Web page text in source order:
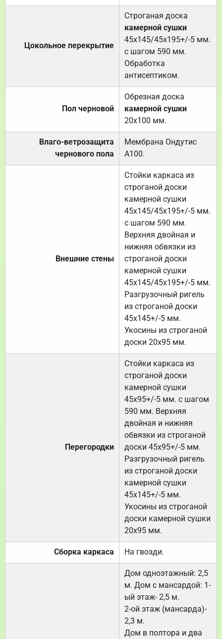
Цокольное перекрытие
Строганая доска
камерной сушки
45х145/45х195+/-5 мм.
с шагом 590 мм.
Обработка
антисептиком.
Пол черновой
Обрезная доска
камерной сушки
20х100 мм.
Влаго-ветрозащита
чернового пола
Мембрана Ондутис
А100.
Внешние стены
Стойки каркаса из
строганой доски
камерной сушки
45х145/45х195+/-5 мм.
с шагом 590 мм.
Верхняя двойная и
нижняя обвязки из
строганой доски
камерной сушки
45х145/45х195+/-5 мм.
Разгрузочный ригель
из строганой доски
45х145+/-5 мм.
Укосины из строганой
доски 20х95 мм.
Перегородки
Стойки каркаса из
строганой доски
камерной сушки
45х95+/-5 мм. с шагом
590 мм. Верхняя
двойная и нижняя
обвязки из строганой
доски 45х95+/-5 мм.
Разгрузочный ригель
из строганой доски
камерной сушки
45х145+/-5 мм.
Укосины из строганой
доски камерной сушки
20х95 мм.
Сборка каркаса На гвозди.
Дом одноэтажный: 2,5
м. Дом с мансардой: 1-
ый этаж- 2,5 м.
2-ой этаж (мансарда)-
2,3 м.
Дом в полтора и два